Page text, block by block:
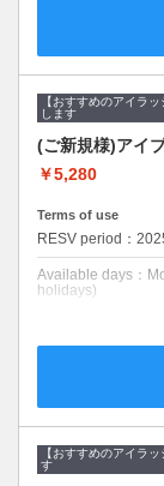
Expiration Date：
初回のみの金額で
眉や眉周りの自己
アイメイクは避け
クーポンについて
です。
まつげはパッチリ
合わせです！
【おすすめのアイラ
します
(ご新規様)アイ
￥5,280
Terms of use
RESV period：
Available days：
holidays)
予約可能時刻：
Tues 09:00 to
Expiration Date：
ご新規様限定です
【おすすめのアイラ
す